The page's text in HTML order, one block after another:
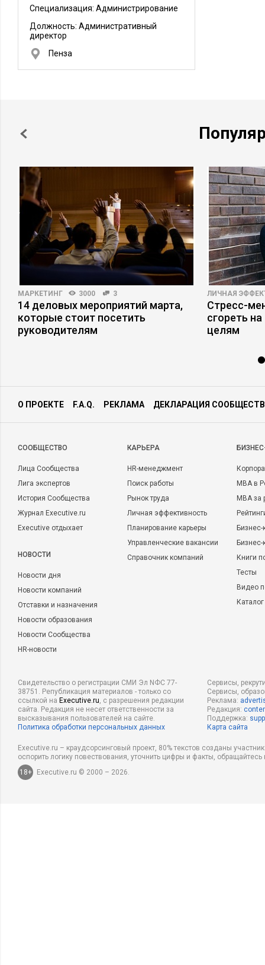
Специализация: Администрирование
Должность: Административный
директор
Пенза
МАРКЕТИНГ 3000 3
14 деловых мероприятий марта,
которые стоит посетить
руководителям
ЛИЧНАЯ
Стресс-
сгореть
целям
О ПРОЕКТЕ F.A.Q. РЕКЛАМА ДЕКЛАРАЦИЯ
CООБЩЕСТВО
Лица Сообщества
Лига экспертов
История Сообщества
Журнал Executive.ru
Executive отдыхает
НОВОСТИ
Новости дня
Новости компаний
Отставки и назначения
Новости образования
Новости Сообщества
HR-новости
КАРЬЕРА
HR-менеджмент
Поиск работы
Рынок труда
Личная эффективность
Планирование карьеры
Управленческие вакансии
Справочник компаний
MBA в
MBA
Бизнес-
Книги
Тесты
Видео
Свидетельство о регистрации СМИ Эл NФС 77-
38751. Републикация материалов - только со
ссылкой на Executive.ru, с разрешения редакции
сайта. Редакция не несет ответственности за
высказывания пользователей на сайте.
Политика обработки персональных данных
Сервисы,
Сервисы,
Реклама:
Редакция:
Поддержка:
Карта сайта
Executive.ru – краудсорсинговый проект, 80% текстов созданы
оспорить логику повествования, уточнить цифры и факты,
18+
Executive.ru © 2000 – 2026.